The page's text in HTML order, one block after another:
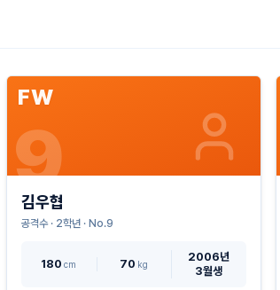
FW
9
김우협
공격수· 2학년 · No.9
180 cm 70 kg
2006년
3월생